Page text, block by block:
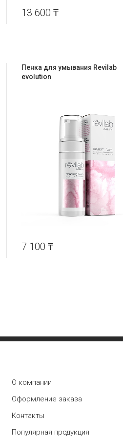
13 600 ₸
Пенка для умывания Revilab
evolution
7 100 ₸
О компании
Оформление заказа
Контакты
Популярная продукция